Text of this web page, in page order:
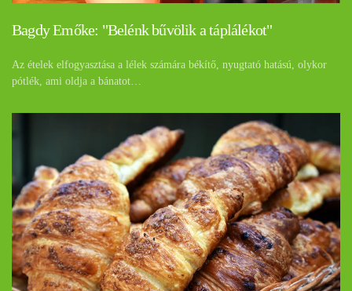
Bagdy Emőke: "Belénk bűvölik a táplálékot"
Az ételek elfogyasztása a lélek számára békítő, nyugtató hatású, olykor
pótlék, ami oldja a bánatot…